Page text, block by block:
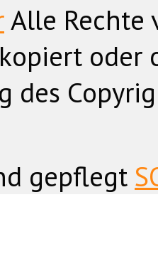
Alle Rechte
oder
des
gepflegt